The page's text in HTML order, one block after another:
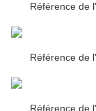
Référence de
Référence de
Référence de